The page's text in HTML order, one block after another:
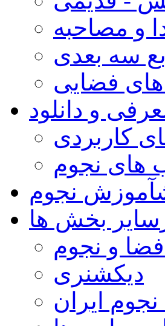
و مصاحبه
سه بعدی
های فضایی
و دانلود
کاربردی
های نجوم
آموزش نجوم
سایر بخش ها
و نجوم
دیکشنری
ایران